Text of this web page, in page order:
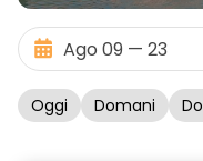
Oggi Domani